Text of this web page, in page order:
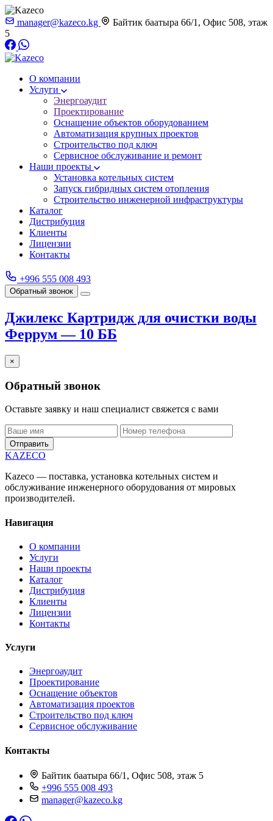
manager@kazeco.kg
Байтик баатыра 66/1, Офис 508, этаж
5
О компании
Услуги
Энергоаудит
Проектирование
Оснащение объектов оборудованием
Автоматизация крупных проектов
Строительство под ключ
Сервисное обслуживание и ремонт
Наши проекты
Установка котельных систем
Запуск гибридных систем отопления
Строительство инженерной инфраструктуры
Каталог
Дистрибуция
Клиенты
Лицензии
Контакты
+996 555 008 493
Обратный звонок
Джилекс Картридж для очистки воды
Феррум — 10 ББ
×
Обратный звонок
Оставьте заявку и наш специалист свяжется с вами
Отправить
KAZECO
Kazeco — поставка, установка котельных систем и
обслуживание инженерного оборудования от мировых
производителей.
Навигация
О компании
Услуги
Наши проекты
Каталог
Дистрибуция
Клиенты
Лицензии
Контакты
Услуги
Энергоаудит
Проектирование
Оснащение объектов
Автоматизация проектов
Строительство под ключ
Сервисное обслуживание
Контакты
Байтик баатыра 66/1, Офис 508, этаж 5
+996 555 008 493
manager@kazeco.kg